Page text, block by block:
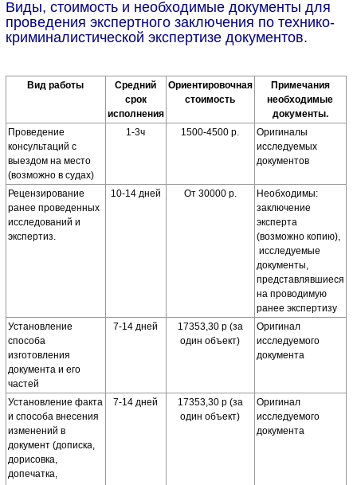
Виды, стоимость и необходимые документы для
проведения экспертного заключения по технико-
криминалистической экспертизе документов.
Вид работы
Средний
срок
исполнения
Ориентировочная
стоимость
Примечания
необходимые
документы.
Проведение
консультаций с
выездом на место
(возможно в судах)
1-3ч 1500-4500 р.
Оригиналы
исследуемых
документов
Рецензирование
ранее проведенных
исследований и
экспертиз.
10-14 дней От 30000 р.
Необходимы:
заключение
эксперта
(возможно копию),
исследуемые
документы,
представлявшиеся
на проводимую
ранее экспертизу
Установление
способа
изготовления
документа и его
частей
7-14 дней
17353,30 р (за
один объект)
Оригинал
исследуемого
документа
Установление факта
и способа внесения
изменений в
документ (дописка,
дорисовка,
допечатка,
7-14 дней
17353,30 р (за
один объект)
Оригинал
исследуемого
документа